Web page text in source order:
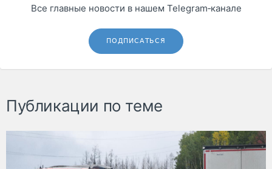
Все главные новости в нашем Telegram‑канале
ПОДПИСАТЬСЯ
Публикации по теме